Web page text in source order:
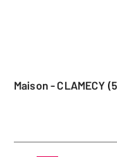
Maison - CLAMECY